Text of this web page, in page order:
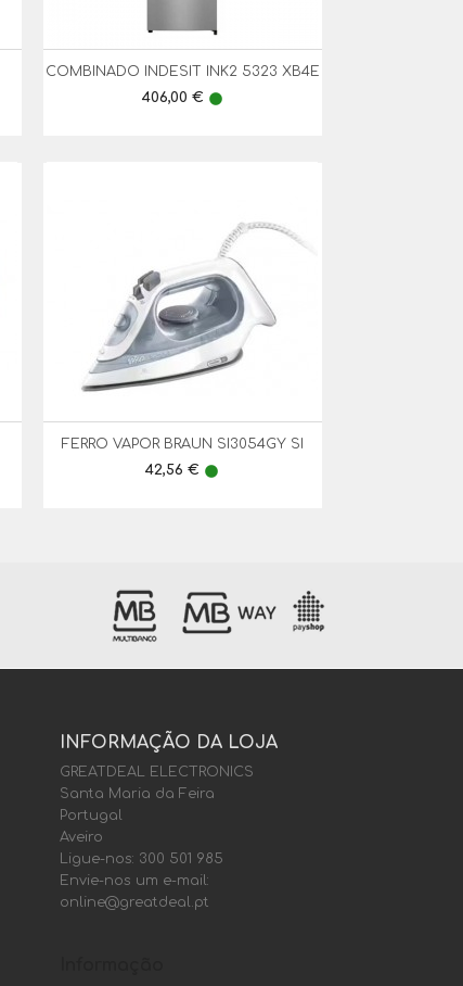
COMBINADO INDESIT INK2 5323 XB4E
Preço
406,00 € lens
Vista Rápida
FERRO VAPOR BRAUN SI3054GY SI
Preço
42,56 € lens
 Vista Rápida
INFORMAÇÃO DA LOJA
GREATDEAL ELECTRONICS
Santa Maria da Feira
Portugal
Aveiro
Ligue-nos: 300 501 985
Envie-nos um e-mail:
online@greatdeal.pt